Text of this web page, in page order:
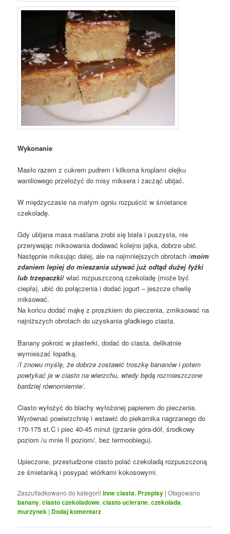
Wykonanie
Masło razem z cukrem pudrem i kilkoma kroplami olejku
waniliowego przełożyć do misy miksera i zacząć ubijać.
W międzyczasie na małym ogniu rozpuścić w śmietance
czekoladę.
Gdy ubijana masa maślana zrobi się biała i puszysta, nie
przerywając miksowania dodawać kolejno jajka, dobrze ubić.
Następnie miksując dalej, ale na najmniejszych obrotach /moim
zdaniem lepiej do mieszania używać już odtąd dużej łyżki
lub trzepaczki/ wlać rozpuszczoną czekoladę (może być
ciepła), ubić do połączenia i dodać jogurt – jeszcze chwilę
miksować.
Na końcu dodać mąkę z proszkiem do pieczenia, zmiksować na
najniższych obrotach do uzyskania gładkiego ciasta.
Banany pokroić w plasterki, dodać do ciasta, delikatnie
wymieszać łopatką.
/I znowu myślę, że dobrze zostawić troszkę bananów i potem
powtykać je w ciasto na wierzchu, wtedy będą rozmieszczone
bardziej równomiernie/.
Ciasto wyłożyć do blachy wyłożonej papierem do pieczenia.
Wyrównać powierzchnię i wstawić do piekarnika nagrzanego do
170-175 st.C i piec 40-45 minut (grzanie góra-dół, środkowy
poziom /u mnie II poziom/, bez termoobiegu).
Upieczone, przestudzone ciasto polać czekoladą rozpuszczoną
ze śmietanką i posypać wiórkami kokosowymi.
Zaszufladkowano do kategorii Inne ciasta, Przepisy |Otagowano
banany,ciasto czekoladowe,ciasto ucierane,czekolada,
murzynek | Dodaj komentarz